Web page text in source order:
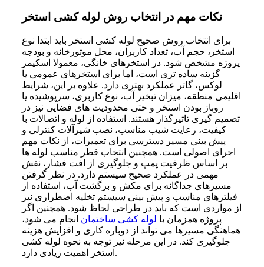
نکات مهم در انتخاب روش لوله کشی استخر
برای انتخاب روش صحیح لوله کشی استخر باید ابتدا نوع
استخر، حجم آب، تعداد کاربران، محل موتورخانه و بودجه
پروژه مشخص شود. در استخرهای خانگی، معمولا اسکیمر
گزینه ساده تری است، اما برای استخرهای عمومی یا
لوکس، گاتر عملکرد بهتری دارد. علاوه بر این، شرایط
اقلیمی منطقه، میزان تبخیر آب، نوع کاربری، سرپوشیده یا
روباز بودن استخر و حتی محدودیت های فضایی نیز در
تصمیم گیری تاثیرگذار هستند. استفاده از لوله و اتصالات با
کیفیت، رعایت شیب مناسب، نصب شیرآلات کنترلی و
پیش بینی مسیر دسترسی برای تعمیرات، از نکات مهم
اجرای اصولی است. همچنین انتخاب قطر مناسب لوله ها
بر اساس ظرفیت پمپ و جلوگیری از افت فشار، نقش
مهمی در عملکرد صحیح سیستم دارد. در نظر گرفتن
مسیرهای جداگانه برای مکش و برگشت آب، استفاده از
فیلترهای مناسب و پیش بینی سیستم تخلیه اضطراری نیز
از مواردی است که باید در طراحی لحاظ شود. همچنین اگر
پروژه همزمان با لوله کشی ساختمان انجام می شود،
هماهنگی مسیرها می تواند از دوباره کاری و افزایش هزینه
جلوگیری کند. در این مرحله نیز توجه به نحوه لوله کشی
استخر اهمیت زیادی دارد.